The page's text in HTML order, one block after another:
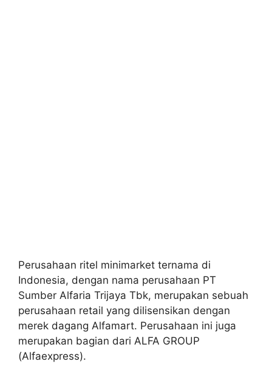
Perusahaan ritel minimarket ternama di
Indonesia, dengan nama perusahaan PT
Sumber Alfaria Trijaya Tbk, merupakan sebuah
perusahaan retail yang dilisensikan dengan
merek dagang Alfamart. Perusahaan ini juga
merupakan bagian dari ALFA GROUP
(Alfaexpress).